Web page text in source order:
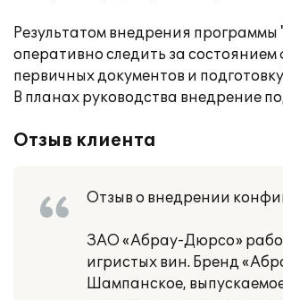
Результатом внедрения
оперативно следить за
первичных документов и
В планах руководства внедрение
Отзыв клиента
Отзыв о внедрении
ЗАО «Абрау-Дюрсо»
игристых вин. Бренд
Шампанское,